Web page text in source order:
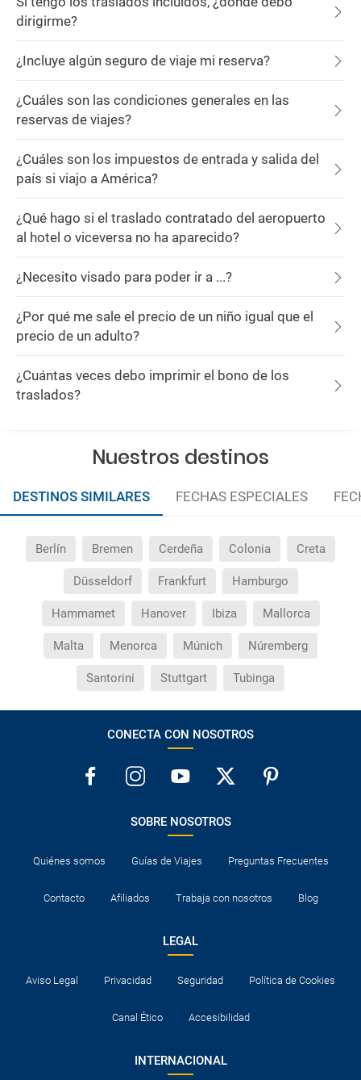
dirigirme?
¿Incluye algún seguro de viaje mi reserva?
¿Cuáles son las condiciones generales en las
reservas de viajes?
¿Cuáles son los impuestos de entrada y salida del
país si viajo a América?
¿Qué hago si el traslado contratado del aeropuerto
al hotel o viceversa no ha aparecido?
¿Necesito visado para poder ir a ...?
¿Por qué me sale el precio de un niño igual que el
precio de un adulto?
¿Cuántas veces debo imprimir el bono de los
traslados?
Nuestros destinos
DESTINOS SIMILARES FECHAS ESPECIALES
Berlín Bremen Cerdeña Colonia Creta
Düsseldorf Frankfurt Hamburgo
Hammamet Hanover Ibiza Mallorca
Malta Menorca Múnich Núremberg
Santorini Stuttgart Tubinga
CONECTA CON NOSOTROS
SOBRE NOSOTROS
Quiénes somos Guías de Viajes Preguntas Frecuentes
Contacto Afiliados Trabaja con nosotros Blog
LEGAL
Aviso Legal Privacidad Seguridad Política de Cookies
Canal Ético Accesibilidad
INTERNACIONAL